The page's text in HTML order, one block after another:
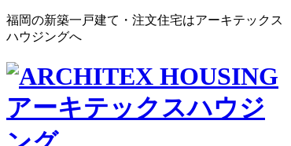
福岡の新築一戸建て・注文住宅はアーキテックス
ハウジングへ